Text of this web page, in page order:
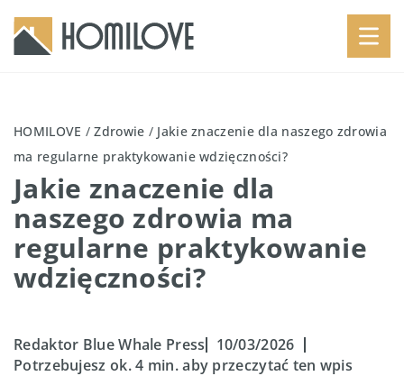
HOMILOVE /Zdrowie / Jakie znaczenie dla naszego zdrowia
ma regularne praktykowanie wdzięczności?
Jakie znaczenie dla
naszego zdrowia ma
regularne praktykowanie
wdzięczności?
Redaktor Blue Whale Press
10/03/2026
Potrzebujesz ok. 4 min. aby przeczytać ten wpis